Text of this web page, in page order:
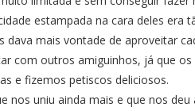
estampada na cara deles era
dava mais vontade de aproveitar
com outros amiguinhos, já que
e fizemos petiscos deliciosos.
nos uniu ainda mais e que nos